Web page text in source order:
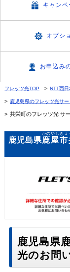
キャンペ
オプシ
お申込み
フレッツ光TOP NTT西
鹿児島県のフレッツ光サー
共栄町のフレッツ光 サ
鹿児島県鹿屋
かのやしきょ
鹿児島県
光のお問